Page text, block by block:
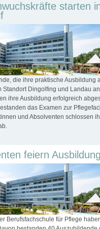
starten
die ihre praktische Ausbildung
Standort Dingolfing und Landau
ihre Ausbildung erfolgreich
das Examen zur
und Absolventen schlossen
feiern
Berufsfachschule für Pflege